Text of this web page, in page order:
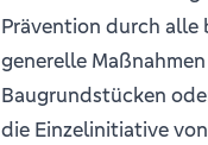
Prävention durch alle
generelle
Baugrundstücken
die Einzelinitiative